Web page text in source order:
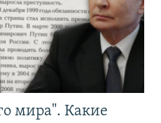
мира". Какие